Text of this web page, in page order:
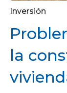
Inversión
la